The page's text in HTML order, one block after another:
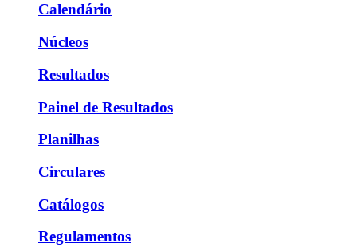
Calendário
Núcleos
Resultados
Painel de Resultados
Planilhas
Circulares
Catálogos
Regulamentos